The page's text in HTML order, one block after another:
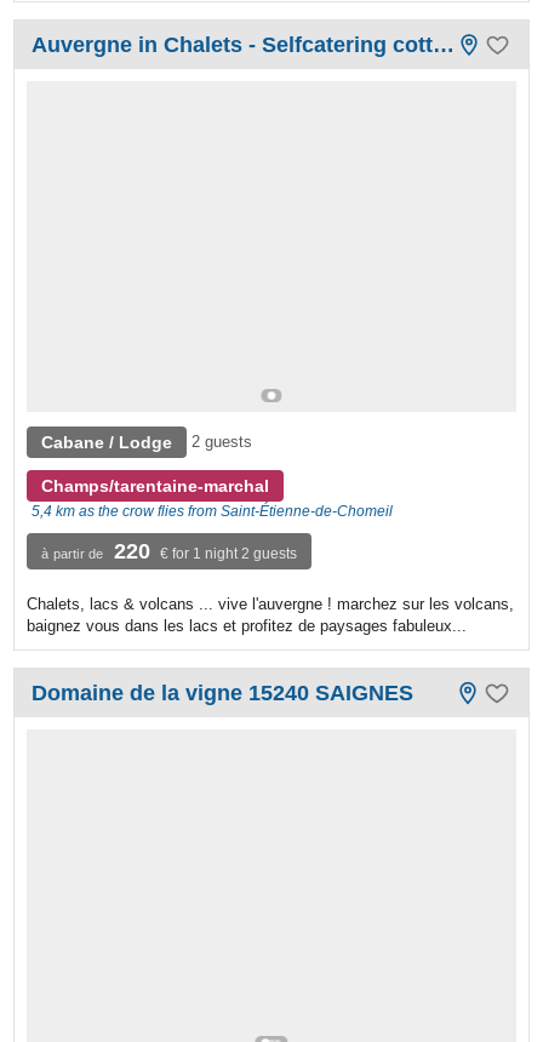
Auvergne in Chalets - Selfcatering cottage
Cabane / Lodge 2 guests
Champs/tarentaine-marchal
5,4 km as the crow flies from Saint-Étienne-de-Chomeil
à partir de 220 € for 1 night 2 guests
Chalets, lacs & volcans ... vive l'auvergne ! marchez sur les volcans,
baignez vous dans les lacs et profitez de paysages fabuleux...
Domaine de la vigne 15240 SAIGNES